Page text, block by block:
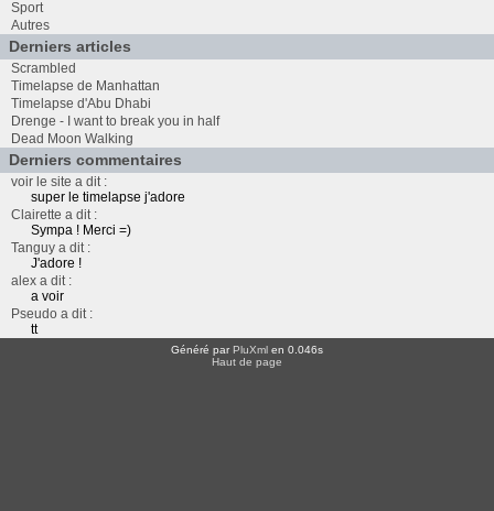
Sport
Autres
Derniers articles
Scrambled
Timelapse de Manhattan
Timelapse d'Abu Dhabi
Drenge - I want to break you in half
Dead Moon Walking
Derniers commentaires
voir le site a dit :
super le timelapse j'adore
Clairette a dit :
Sympa ! Merci =)
Tanguy a dit :
J'adore !
alex a dit :
a voir
Pseudo a dit :
tt
Généré parPluXml en 0.046s
Haut de page